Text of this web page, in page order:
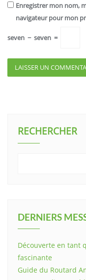
Enregistrer mon nom,
navigateur pour mon
seven − seven =
RECHERCHER
DERNIERS
Découverte en tant
fascinante
Guide du Routard